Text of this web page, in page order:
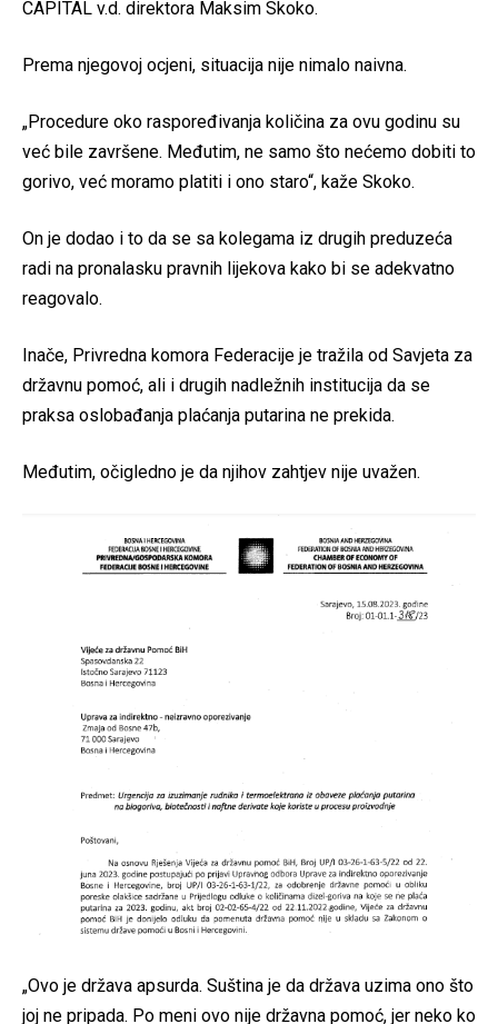
CAPITAL v.d. direktora Maksim Skoko.
Prema njegovoj ocjeni, situacija nije nimalo naivna.
„Procedure oko raspoređivanja količina za ovu godinu su
već bile završene. Međutim, ne samo što nećemo dobiti to
gorivo, već moramo platiti i ono staro“, kaže Skoko.
On je dodao i to da se sa kolegama iz drugih preduzeća
radi na pronalasku pravnih lijekova kako bi se adekvatno
reagovalo.
Inače, Privredna komora Federacije je tražila od Savjeta za
državnu pomoć, ali i drugih nadležnih institucija da se
praksa oslobađanja plaćanja putarina ne prekida.
Međutim, očigledno je da njihov zahtjev nije uvažen.
„Ovo je država apsurda. Suština je da država uzima ono što
joj ne pripada. Po meni ovo nije državna pomoć, jer neko ko